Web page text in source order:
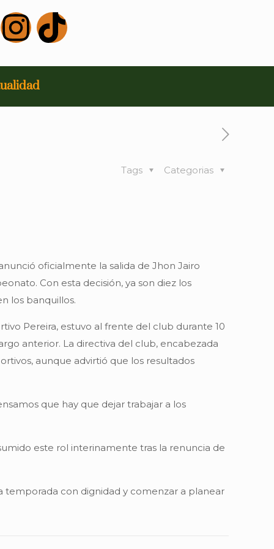
Categorias
Tags
oficialmente la salida de Jhon Jairo
Con esta decisión, ya son diez los
los banquillos.
Pereira, estuvo al frente del club durante 10
anterior. La directiva del club, encabezada
aunque advirtió que los resultados
que hay que dejar trabajar a los
este rol interinamente tras la renuncia de
con dignidad y comenzar a planear